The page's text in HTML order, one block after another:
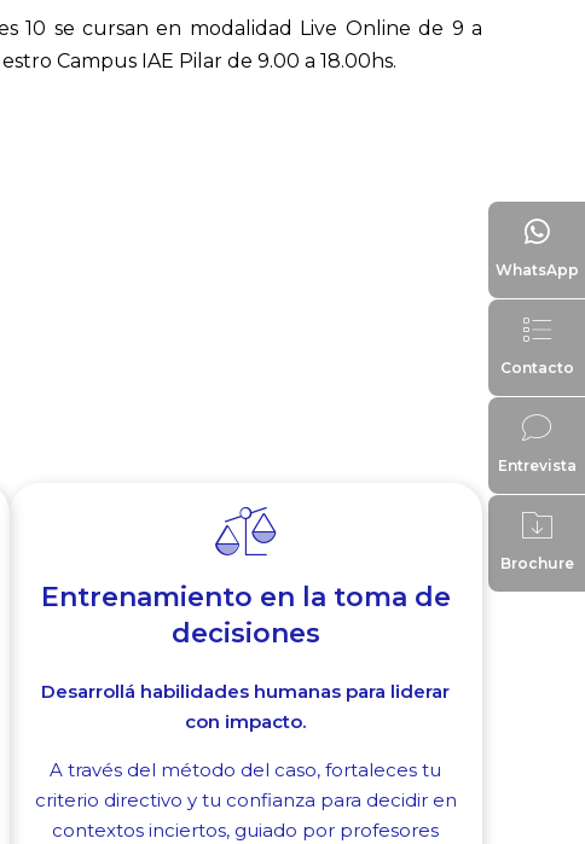
WhatsApp
Contacto
Entrevista
Brochure
10 se cursan en modalidad Live Online de 9 a
Campus IAE Pilar de 9.00 a 18.00hs.
Entrenamiento en la toma de
decisiones
Desarrollá habilidades humanas para liderar
con impacto.
A través del método del caso, fortaleces tu
criterio directivo y tu confianza para decidir en
contextos inciertos, guiado por profesores